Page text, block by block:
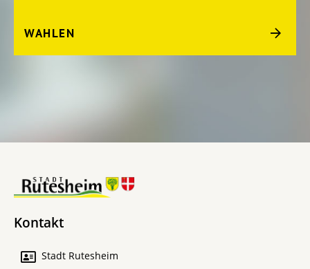
WAHLEN
Kontakt
Stadt Rutesheim